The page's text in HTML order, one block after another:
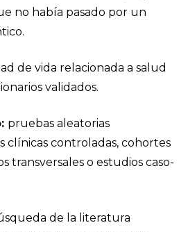
no había pasado por un
de vida relacionada a salud
validados.
pruebas aleatorias
clínicas controladas, cohortes
transversales o estudios caso-
de la literatura